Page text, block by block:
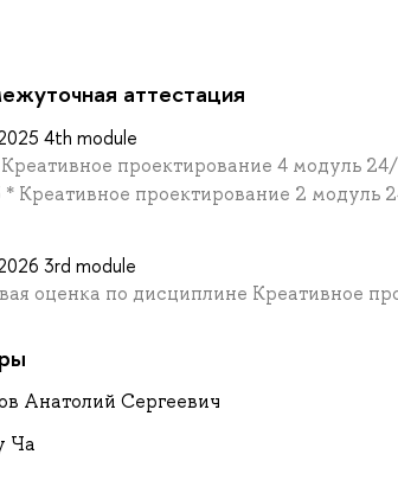
аттестация
4th module
проектирование 4 модуль
* Креативное проектирование 2 модуль
3rd module
оценка по дисциплине Креативное
Анатолий Сергеевич
Ча